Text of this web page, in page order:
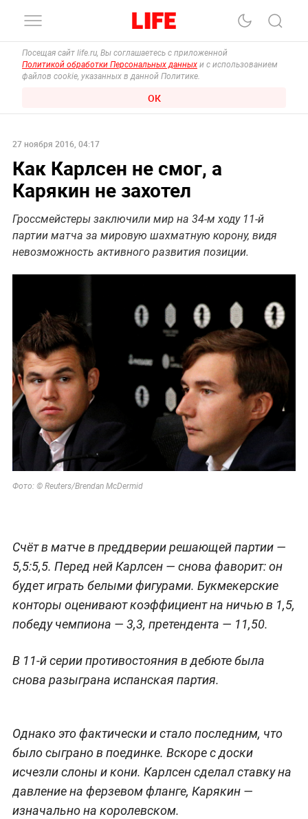
Посещая сайт life.ru, Вы соглашаетесь с приложенной
Политикой обработки Персональных данных и с использованием
файлов cookie, указанных в данной Политике.
ОК
27 ноября 2016, 04:17
Как Карлсен не смог, а
Карякин не захотел
Гроссмейстеры заключили мир на 34-м ходу 11-й
партии матча за мировую шахматную корону, видя
невозможность активного развития позиции.
Фото: © Reuters/Brendan McDermid
Счёт в матче в преддверии решающей партии —
5,5:5,5. Перед ней Карлсен — снова фаворит: он
будет играть белыми фигурами. Букмекерские
конторы оценивают коэффициент на ничью в 1,5,
победу чемпиона — 3,3, претендента — 11,50.
В 11-й серии противостояния в дебюте была
снова разыграна испанская партия.
Однако это фактически и стало последним, что
было сыграно в поединке. Вскоре с доски
исчезли слоны и кони. Карлсен сделал ставку на
давление на ферзевом фланге, Карякин —
изначально на королевском.